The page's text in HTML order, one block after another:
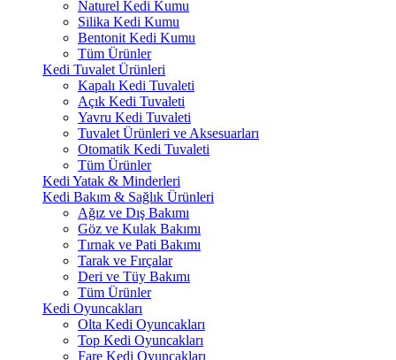
Naturel Kedi Kumu
Silika Kedi Kumu
Bentonit Kedi Kumu
Tüm Ürünler
Kedi Tuvalet Ürünleri
Kapalı Kedi Tuvaleti
Açık Kedi Tuvaleti
Yavru Kedi Tuvaleti
Tuvalet Ürünleri ve Aksesuarları
Otomatik Kedi Tuvaleti
Tüm Ürünler
Kedi Yatak & Minderleri
Kedi Bakım & Sağlık Ürünleri
Ağız ve Dış Bakımı
Göz ve Kulak Bakımı
Tırnak ve Pati Bakımı
Tarak ve Fırçalar
Deri ve Tüy Bakımı
Tüm Ürünler
Kedi Oyuncakları
Olta Kedi Oyuncakları
Top Kedi Oyuncakları
Fare Kedi Oyuncakları